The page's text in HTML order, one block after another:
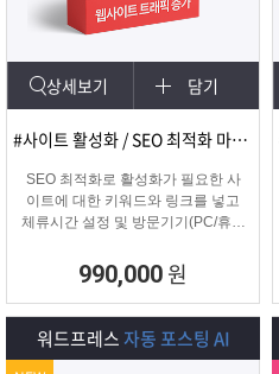
이
는?
구
매
로
그
램
상
품
문
의
객
센
터
마
이
페
이
지
파
트
너
상세보기 담기
#사이트 활성화 / SEO 최적화 마케팅
SEO 최적화로 활성화가 필요한 사
이트에 대한 키워드와 링크를 넣고
체류시간 설정 및 방문기기(PC/휴대
록시) 타입을 선택하여 실제 방문 유
입을 일으키는 효과로 사이트를 활성
화하는 프로그램
990,000 원
워드프레스자동 포스팅 AI